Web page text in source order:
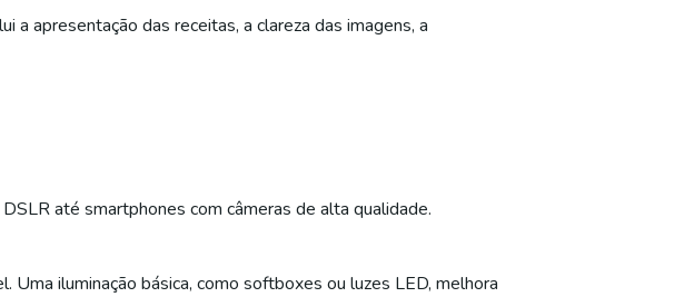
a apresentação das receitas, a clareza das imagens, a
até smartphones com câmeras de alta qualidade.
iluminação básica, como softboxes ou luzes LED, melhora